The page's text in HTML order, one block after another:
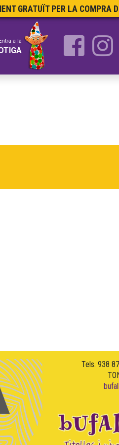
GRATUÏT PER LA COMPRA
a la
Tels. 938